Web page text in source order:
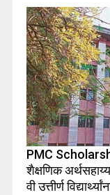
PMC
शैक्षणिक
वी उत्तीर्ण